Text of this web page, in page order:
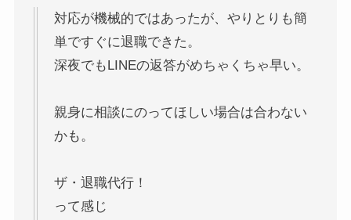
対応が機械的ではあったが、やりとりも簡
単ですぐに退職できた。
深夜でもLINEの返答がめちゃくちゃ早い。
親身に相談にのってほしい場合は合わない
かも。
ザ・退職代行！
って感じ